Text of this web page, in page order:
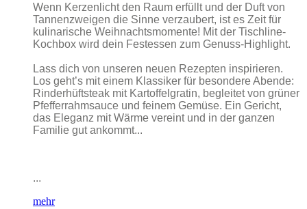
Wenn Kerzenlicht den Raum erfüllt und der Duft von
Tannenzweigen die Sinne verzaubert, ist es Zeit für
kulinarische Weihnachtsmomente! Mit der Tischline-
Kochbox wird dein Festessen zum Genuss-Highlight.
Lass dich von unseren neuen Rezepten inspirieren.
Los geht’s mit einem Klassiker für besondere Abende:
Rinderhüftsteak mit Kartoffelgratin, begleitet von grüner
Pfefferrahmsauce und feinem Gemüse. Ein Gericht,
das Eleganz mit Wärme vereint und in der ganzen
Familie gut ankommt...
...
mehr